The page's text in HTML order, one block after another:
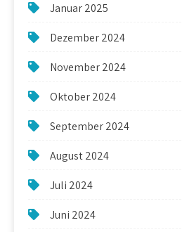
Januar 2025
Dezember 2024
November 2024
Oktober 2024
September 2024
August 2024
Juli 2024
Juni 2024